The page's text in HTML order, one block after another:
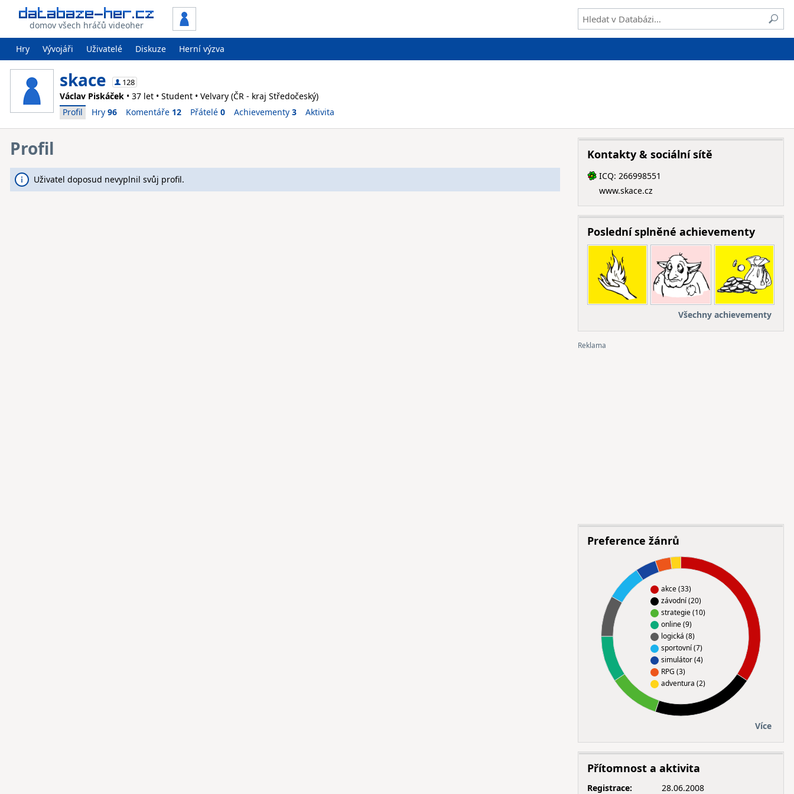
domov všech hráčů videoher
Hry Vývojáři Uživatelé Diskuze Herní výzva
skace 128
Václav Piskáček • 37 let • Student • Velvary (ČR - kraj Středočeský)
Profil
Hry 96 Komentáře 12 Přátelé 0 Achievementy 3 Aktivita
Profil
Uživatel doposud nevyplnil svůj profil.
Kontakty & sociální sítě
ICQ
ICQ: 266998551
www.skace.cz
Poslední splněné achievementy
Všechny achievementy
Preference žánrů
akce (33)
závodní (20)
strategie (10)
online (9)
logická (8)
sportovní (7)
simulátor (4)
RPG (3)
adventura (2)
Více
Přítomnost a aktivita
Registrace: 28.06.2008